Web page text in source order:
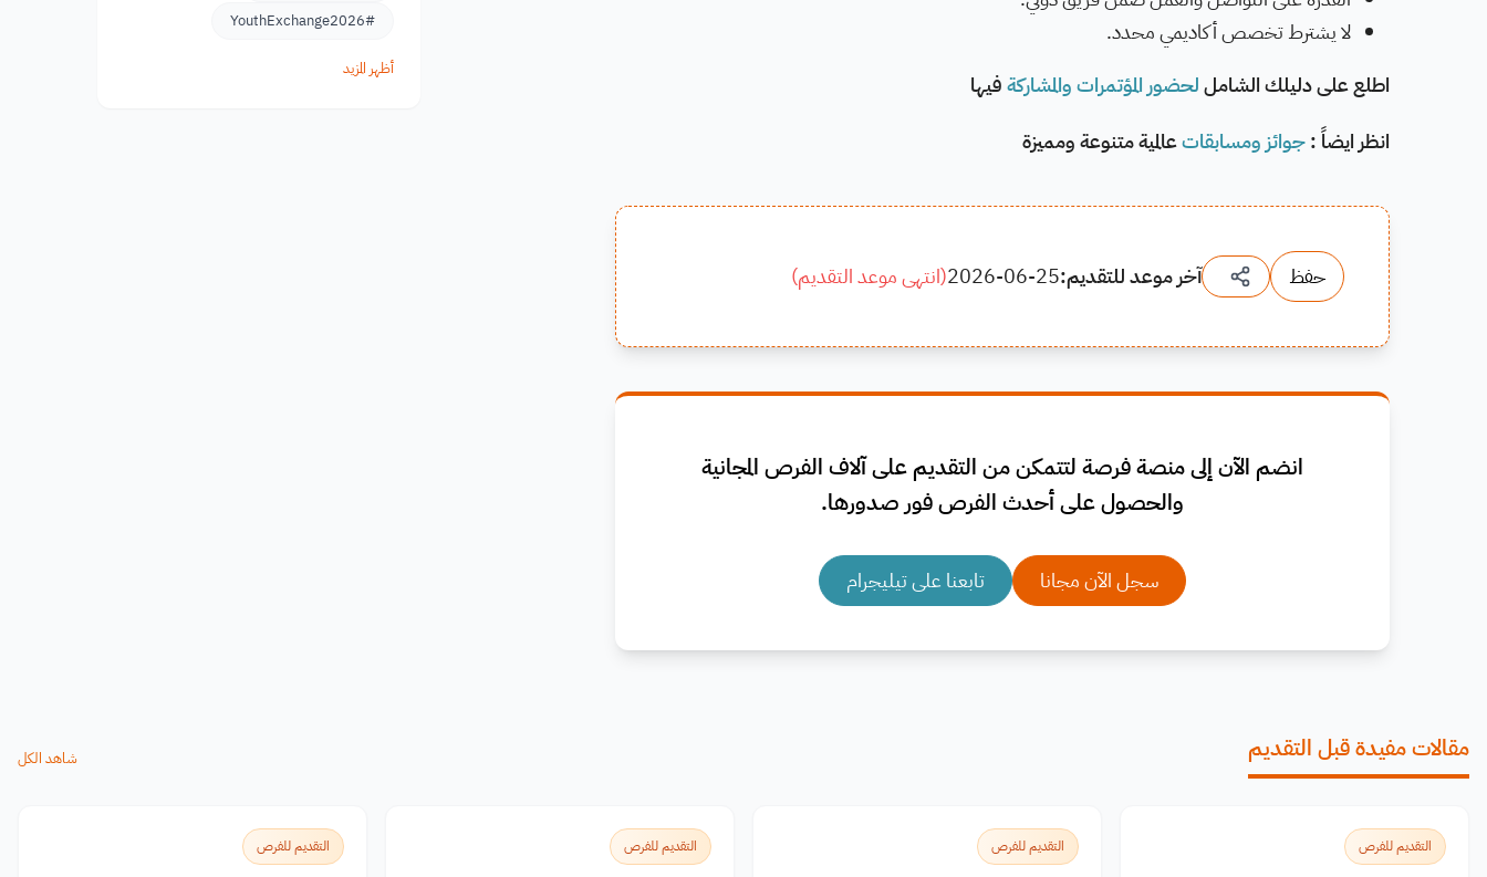
لا يشترط تخصص أكاديمي محدد.
اطلع على دليلك الشامللحضور المؤتمرات والمشاركةفيها
انظر ايضاً :جوائز ومسابقاتعالمية متنوعة ومميزة
حفظ آخر موعد للتقديم:2026-06-25
(انتهى موعد التقديم)
انضم الآن إلى منصة فرصة لتتمكن من التقديم على آلاف الفرص المجانية
والحصول على أحدث الفرص فور صدورها.
سجل الآن مجانا تابعنا على تيليجرام
#YouthExchange2026
أظهر المزيد
مقالات مفيدة قبل التقديم شاهد الكل
التقديم للفرص التقديم للفرص التقديم للفرص التقديم للفرص